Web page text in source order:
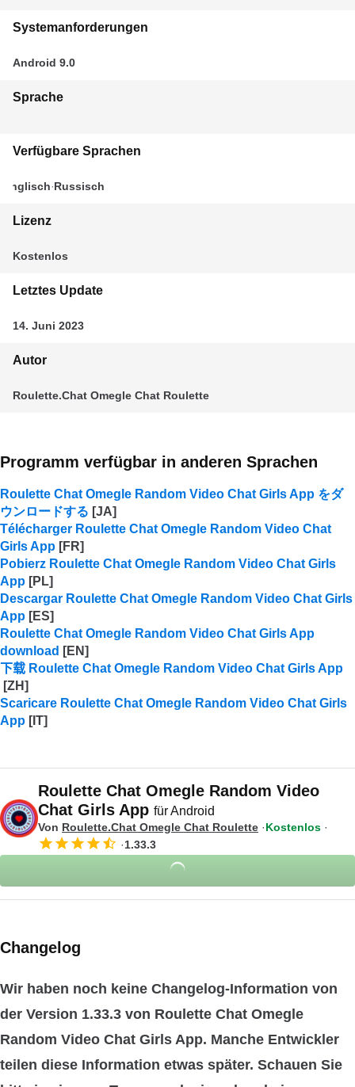
Systemanforderungen
Android 9.0
Sprache
Verfügbare Sprachen
Englisch Russisch
Lizenz
Kostenlos
Letztes Update
14. Juni 2023
Autor
Roulette.Chat Omegle Chat Roulette
Programm verfügbar in anderen Sprachen
Roulette Chat Omegle Random Video Chat Girls App をダ
ウンロードする
Télécharger Roulette Chat Omegle Random Video Chat
Girls App
Pobierz Roulette Chat Omegle Random Video Chat Girls
App
Descargar Roulette Chat Omegle Random Video Chat Girls
App
Roulette Chat Omegle Random Video Chat Girls App
download
下载 Roulette Chat Omegle Random Video Chat Girls App
Scaricare Roulette Chat Omegle Random Video Chat Girls
App
Roulette Chat Omegle Random Video
Chat Girls App für Android
Von Roulette.Chat Omegle Chat Roulette
Kostenlos
1.33.3
Changelog
Wir haben noch keine Changelog-Information von
der Version 1.33.3 von Roulette Chat Omegle
Random Video Chat Girls App. Manche Entwickler
teilen diese Information etwas später. Schauen Sie